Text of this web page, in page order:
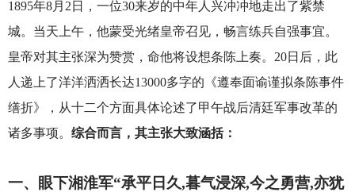
1895年8月2日，一位30来岁的中年人兴冲冲地走出了紫禁
城。当天上午，他蒙受光绪皇帝召见，畅言练兵自强事宜。
皇帝对其主张深为赞赏，命他将设想条陈上奏。20日后，此
人递上了洋洋洒洒长达13000多字的《遵奉面谕谨拟条陈事件
缮折》，从十二个方面具体论述了甲午战后清廷军事改革的
诸多事项。 综合而言，其主张大致涵括：
一、眼下湘淮军“承平日久,暮气浸深,今之勇营,亦犹